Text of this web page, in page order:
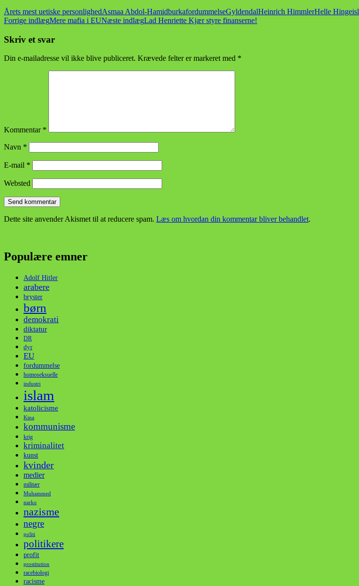
Årets mest uetiske personlighedAsmaa Abdol-HamidburkafordummelseGyldendalHeinrich HimmlerHelle Hinge
Indlægsnavigation
Forrige indlægMere mafia i EUNæste indlægLad Henriette Kjær styre finanserne!
Skriv et svar
Din e-mailadresse vil ikke blive publiceret. Krævede felter er markeret med *
Kommentar *
Navn *
E-mail *
Websted
Dette site anvender Akismet til at reducere spam. Læs om hvordan din kommentar bliver behandlet.
Populære emner
Adolf Hitler
arabere
bryster
børn
demokrati
diktatur
DR
dyr
EU
fordummelse
homoseksuelle
industri
islam
katolicisme
Kina
kommunisme
krig
kriminalitet
kunst
kvinder
medier
militær
Muhammed
narko
nazisme
negre
politi
politikere
profit
prostitution
racebiologi
racisme